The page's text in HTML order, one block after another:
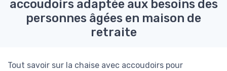
accoudoirs adaptée aux besoins des
personnes âgées en maison de
retraite
Tout savoir sur la chaise avec accoudoirs pour